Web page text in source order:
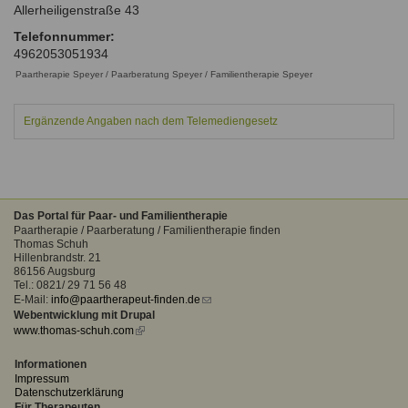
Qualitätssicherung
Qualität unserer Therapeuten
Systemischer Ansatz
Fortbildungen
Ausbildungsinstitute
Fortbildungen
vergessen?
Anmelden
Sitemap
Links
Allerheiligenstraße 43
Telefonnummer:
4962053051934
Paartherapie Speyer / Paarberatung Speyer / Familientherapie Speyer
Ergänzende Angaben nach dem Telemediengesetz
Das Portal für Paar- und Familientherapie
Paartherapie / Paarberatung / Familientherapie finden
Thomas Schuh
Hillenbrandstr. 21
86156 Augsburg
Tel.: 0821/ 29 71 56 48
E-Mail: info@paartherapeut-finden.de (link
Webentwicklung mit Drupal
www.thomas-schuh.com(link
Informationen
Impressum
Datenschutzerklärung